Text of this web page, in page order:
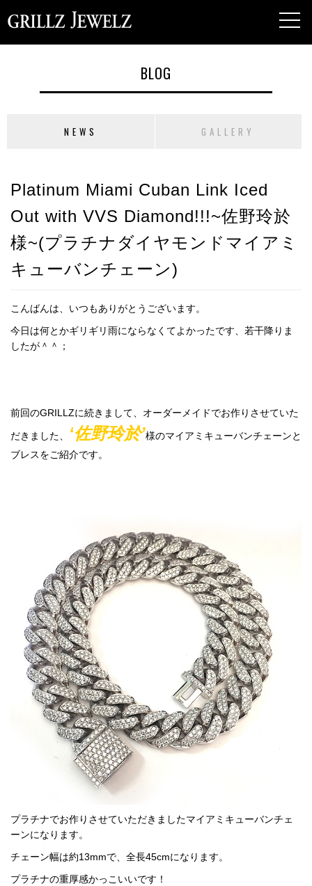
BLOG
NEWS GALLERY
Platinum Miami Cuban Link Iced
Out with VVS Diamond!!!~佐野玲於
様~(プラチナダイヤモンドマイアミ
キューバンチェーン)
こんばんは、いつもありがとうございます。
今日は何とかギリギリ雨にならなくてよかったです、若干降りま
したが＾＾；
前回のGRILLZに続きまして、オーダーメイドでお作りさせていた
だきました、 ‘佐野玲於’様のマイアミキューバンチェーンと
ブレスをご紹介です。
プラチナでお作りさせていただきましたマイアミキューバンチェ
ーンになります。
チェーン幅は約13mmで、全長45cmになります。
プラチナの重厚感かっこいいです！